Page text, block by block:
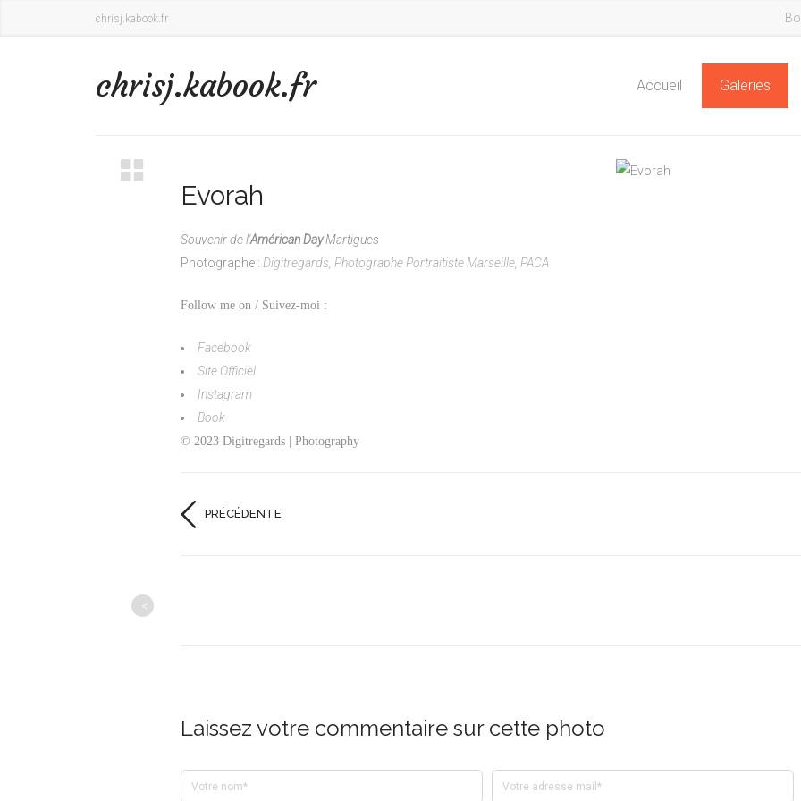
chrisj.kabook.fr
chrisj.kabook.fr Accueil Galeries
<
Evorah
Souvenir de l'Américan DayMartigues
Photographe : Digitregards, Photographe Portraitiste Marseille, PACA
Follow me on / Suivez-moi :
Facebook
Site Officiel
Instagram
Book
© 2023 Digitregards | Photography
PRÉCÉDENTE
Laissez votre commentaire sur cette photo